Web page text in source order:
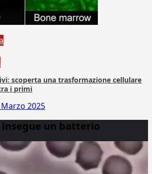
scoperta una trasformazione cellulare
i primi
Marzo 2025
un batterio